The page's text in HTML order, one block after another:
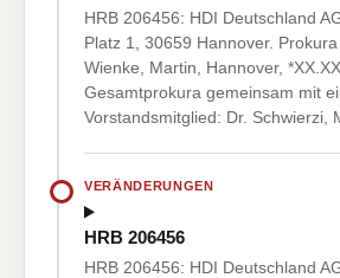
HRB 206456: HDI Deutschland
Platz 1, 30659 Hannover.
Wienke, Martin, Hannover,
Gesamtprokura gemeinsam mit
Vorstandsmitglied: Dr. Schwierzi,
VERÄNDERUNGEN
HRB 206456
HRB 206456: HDI Deutschland